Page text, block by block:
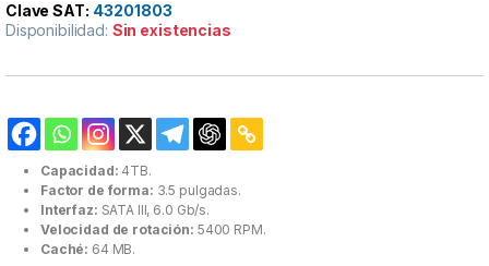
Clave SAT: 43201803
Disponibilidad: Sin existencias
Capacidad: 4TB.
Factor de forma: 3.5 pulgadas.
Interfaz: SATA III, 6.0 Gb/s.
Velocidad de rotación: 5400 RPM.
Caché: 64 MB.